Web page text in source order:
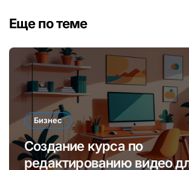
Еще по теме
Бизнес
Создание курса по
редактированию видео